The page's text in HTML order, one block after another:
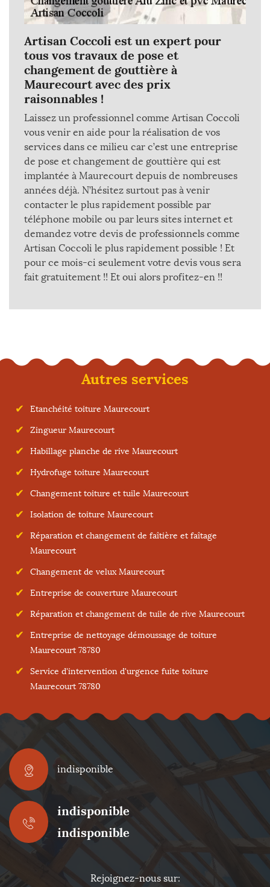
Artisan Coccoli est un expert pour
tous vos travaux de pose et
changement de gouttière à
Maurecourt avec des prix
raisonnables !
Laissez un professionnel comme Artisan Coccoli
vous venir en aide pour la réalisation de vos
services dans ce milieu car c’est une entreprise
de pose et changement de gouttière qui est
implantée à Maurecourt depuis de nombreuses
années déjà. N’hésitez surtout pas à venir
contacter le plus rapidement possible par
téléphone mobile ou par leurs sites internet et
demandez votre devis de professionnels comme
Artisan Coccoli le plus rapidement possible ! Et
pour ce mois-ci seulement votre devis vous sera
fait gratuitement !! Et oui alors profitez-en !!
Autres services
Etanchéité toiture Maurecourt
Zingueur Maurecourt
Habillage planche de rive Maurecourt
Hydrofuge toiture Maurecourt
Changement toiture et tuile Maurecourt
Isolation de toiture Maurecourt
Réparation et changement de faîtière et faîtage
Maurecourt
Changement de velux Maurecourt
Entreprise de couverture Maurecourt
Réparation et changement de tuile de rive Maurecourt
Entreprise de nettoyage démoussage de toiture
Maurecourt 78780
Service d'intervention d'urgence fuite toiture
Maurecourt 78780
indisponible
indisponible
indisponible
Rejoignez-nous sur: